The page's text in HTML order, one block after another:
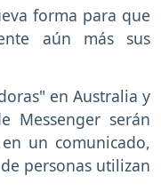
forma para que
aún más sus
en Australia y
Messenger serán
un comunicado,
personas utilizan